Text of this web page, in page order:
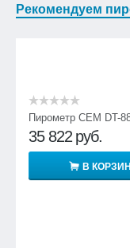
Рекомендуем
Пирометр CEM DT-
35 822 руб.
В